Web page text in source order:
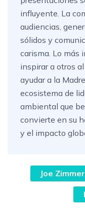
influyente. La
audiencias,
sólidos y
carisma. Lo más
inspirar a otros
ayudar a la
ecosistema de
ambiental que
convierte en su
y el impacto
Joe